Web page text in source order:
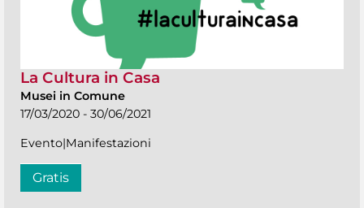
La Cultura in Casa
Musei in Comune
17/03/2020 - 30/06/2021
Evento|Manifestazioni
Gratis